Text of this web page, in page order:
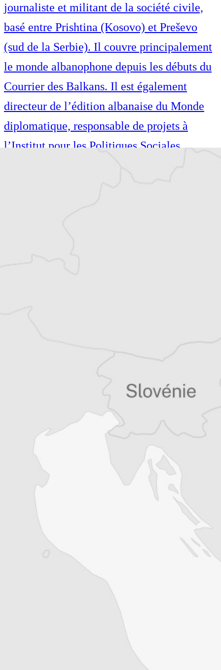
journaliste et militant de la société civile,
basé entre Prishtina (Kosovo) et Preševo
(sud de la Serbie). Il couvre principalement
le monde albanophone depuis les débuts du
Courrier des Balkans. Il est également
directeur de l’édition albanaise du Monde
diplomatique, responsable de projets à
l’Institut pour les Politiques Sociales